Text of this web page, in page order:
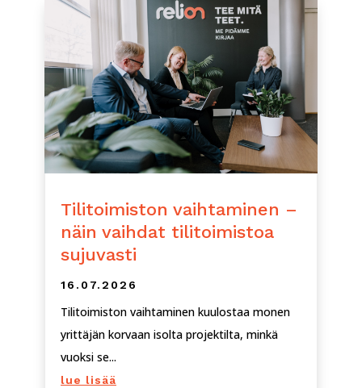
Tilitoimiston vaihtaminen –
näin vaihdat tilitoimistoa
sujuvasti
16.07.2026
Tilitoimiston vaihtaminen kuulostaa monen
yrittäjän korvaan isolta projektilta, minkä
vuoksi se...
lue lisää